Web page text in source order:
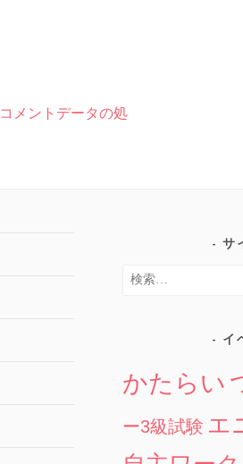
コメントデータの処
サ
検
イ
かたらい
ー3級試験 エ